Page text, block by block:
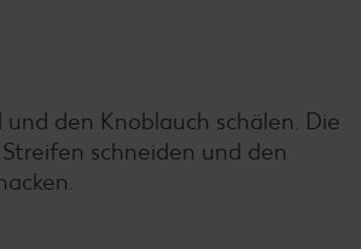
den Knoblauch schälen. Die
schneiden und den